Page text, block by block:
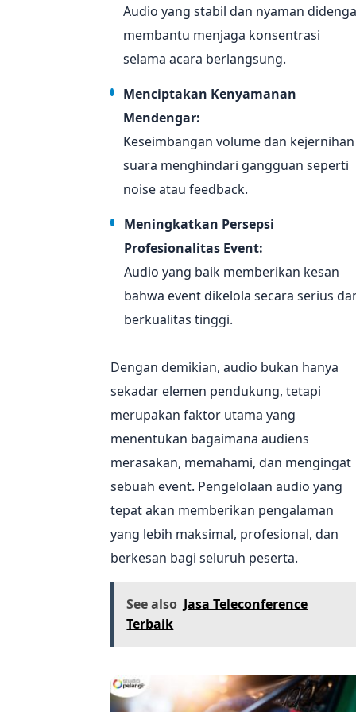
Audio yang stabil dan nyaman
membantu menjaga konsentrasi
selama acara berlangsung.
Menciptakan Kenyamanan
Mendengar:
Keseimbangan volume dan kejernihan
suara menghindari gangguan seperti
noise atau feedback.
Meningkatkan Persepsi
Profesionalitas Event:
Audio yang baik memberikan kesan
bahwa event dikelola secara serius
berkualitas tinggi.
Dengan demikian, audio bukan hanya
sekadar elemen pendukung, tetapi
merupakan faktor utama yang
menentukan bagaimana audiens
merasakan, memahami, dan mengingat
sebuah event. Pengelolaan audio yang
tepat akan memberikan pengalaman
yang lebih maksimal, profesional, dan
berkesan bagi seluruh peserta.
See also Jasa Teleconference
Terbaik